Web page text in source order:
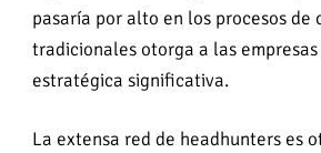
pasaría por alto en los procesos de
tradicionales otorga a las
estratégica significativa.
La extensa red de headhunters es